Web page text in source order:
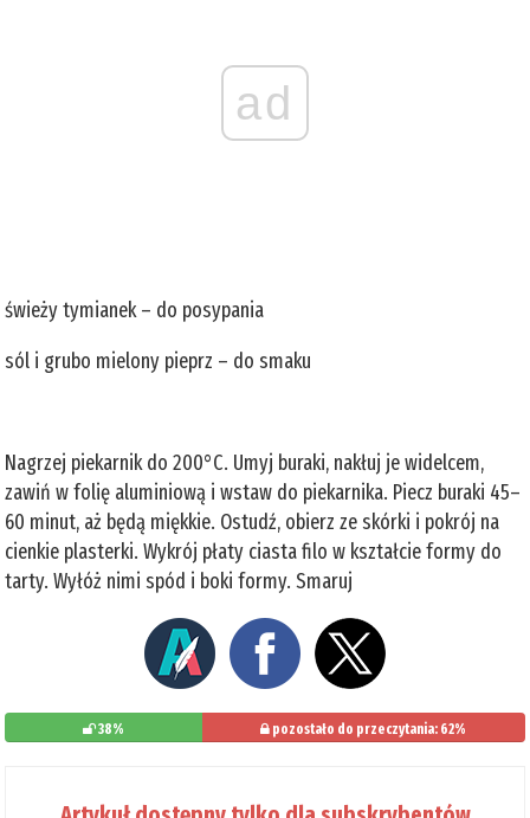
ad
świeży tymianek – do posypania
sól i grubo mielony pieprz – do smaku
Nagrzej piekarnik do 200°C. Umyj buraki, nakłuj je widelcem,
zawiń w folię aluminiową i wstaw do piekarnika. Piecz buraki 45–
60 minut, aż będą miękkie. Ostudź, obierz ze skórki i pokrój na
cienkie plasterki. Wykrój płaty ciasta filo w kształcie formy do
tarty. Wyłóż nimi spód i boki formy. Smaruj
38% pozostało do przeczytania: 62%